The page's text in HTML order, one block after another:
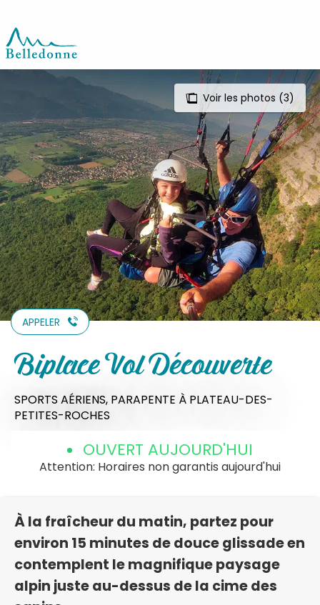
contenu
principal
Voir les photos (3)
APPELER
Biplace Vol Découverte
SPORTS AÉRIENS, PARAPENTE À PLATEAU-DES-
PETITES-ROCHES
OUVERT AUJOURD'HUI
Attention: Horaires non garantis aujourd'hui
À la fraîcheur du matin, partez pour
environ 15 minutes de douce glissade en
contemplent le magnifique paysage
alpin juste au-dessus de la cime des